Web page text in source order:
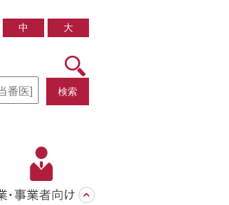
中 大
検索